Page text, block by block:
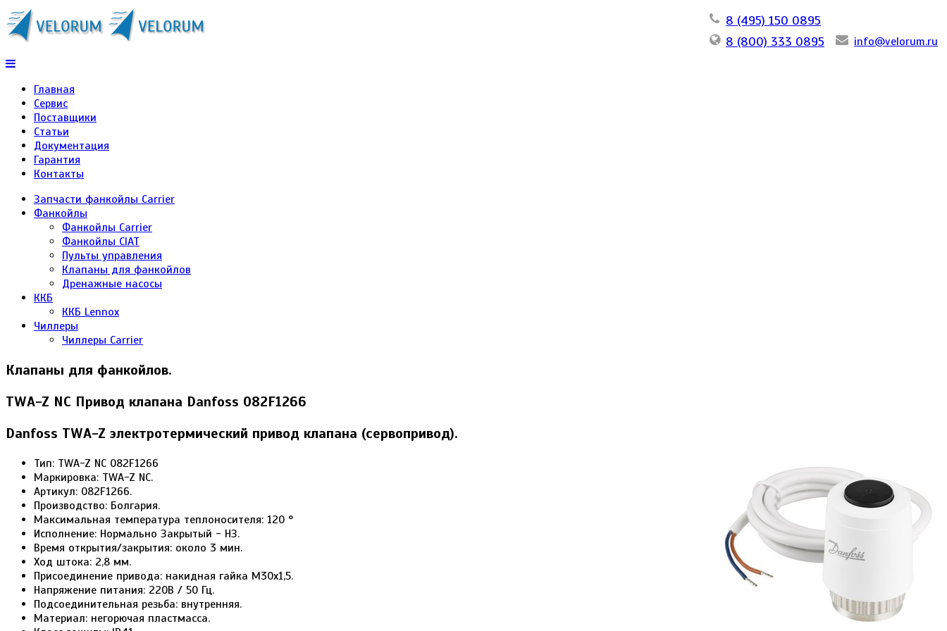
8 (495) 150 0895
8 (800) 333 0895
info@velorum.ru
Главная
Сервис
Поставщики
Статьи
Документация
Гарантия
Контакты
Запчасти фанкойлы Carrier
Фанкойлы
Фанкойлы Carrier
Фанкойлы CIAT
Пульты управления
Клапаны для фанкойлов
Дренажные насосы
ККБ
ККБ Lennox
Чиллеры
Чиллеры Carrier
Клапаны для фанкойлов.
TWA-Z NC Привод клапана Danfoss 082F1266
Danfoss TWA-Z электротермический привод клапана (сервопривод).
Тип: TWA-Z NC 082F1266
Маркировка: TWA-Z NC.
Артикул: 082F1266.
Производство: Болгария.
Максимальная температура теплоносителя: 120 °
Исполнение: Нормально Закрытый - НЗ.
Время открытия/закрытия: около 3 мин.
Ход штока: 2,8 мм.
Присоединение привода: накидная гайка M30x1,5.
Напряжение питания: 220В / 50 Гц.
Подсоединительная резьба: внутренняя.
Материал: негорючая пластмасса.